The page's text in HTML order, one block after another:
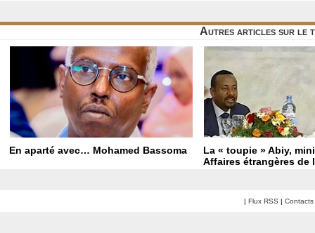
Autres articles sur le
En aparté avec… Mohamed Bassoma
La « toupie » Abiy,
Affaires étrangères de
| Flux RSS | Contacts